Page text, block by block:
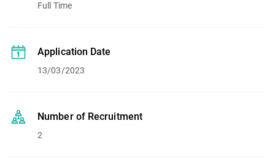
Full Time
Application Date
13/03/2023
Number of Recruitment
2